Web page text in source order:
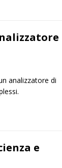
analizzatore di
e